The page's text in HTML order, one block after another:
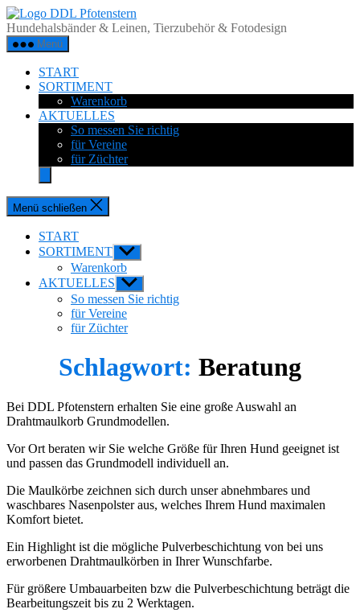
Zum
Inhalt
springen
Pfotenstern
Hundehalsbänder & Leinen, Tierzubehör & Fotodesign
Menü
START
SORTIMENT
Warenkorb
AKTUELLES
So messen Sie richtig
für Vereine
für Züchter
Menü schließen
START
SORTIMENT Untermenü
anzeigen
Warenkorb
AKTUELLES Untermenü
anzeigen
So messen Sie richtig
für Vereine
für Züchter
Schlagwort: Beratung
Bei DDL Pfotenstern erhalten Sie eine große Auswahl an
Drahtmaulkorb Grundmodellen.
Vor Ort beraten wir Sie welche Größe für Ihren Hund geeignet ist
und passen das Grundmodell individuell an.
Die Maulkörbe zeichnen sich durch unser abnehmbares und
waschbares Nasenpolster aus, welches Ihrem Hund maximalen
Komfort bietet.
Ein Highlight ist die mögliche Pulverbeschichtung von bei uns
erworbenen Drahtmaulkörben in Ihrer Wunschfarbe.
Für größere Umbauarbeiten bzw die Pulverbeschichtung beträgt die
Bearbeitungszeit bis zu 2 Werktagen.